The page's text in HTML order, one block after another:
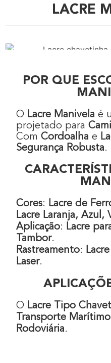
LACRE
POR QUE
O Lacre Manivela é
projetado para
Com Cordoalha e
Segurança Robusta.
Cores: Lacre de
Lacre Laranja, Azul,
Aplicação: Lacre
Tambor.
Rastreamento:
Laser.
O Lacre Tipo
Transporte Marítimo
Rodoviária.